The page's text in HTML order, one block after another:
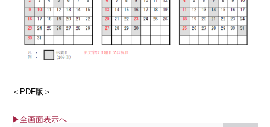
＜PDF版＞
▶全画面表示へ